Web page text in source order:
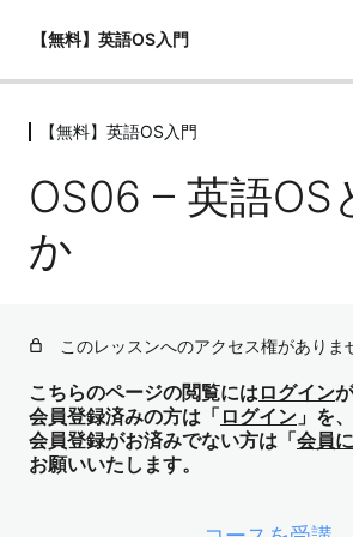
【無料】英語OS入門
【無料】英語OS入門
OS01 – ようこそ！beyondZ Englishの
へ！
OS02 – 1500時間勉強しても話せない理
OS04 – 英語が苦手なのではない（OS
OS05 – 日本語OSとは何か
OS06 – 英語OSとは何か
【無料】英語OS入門
OS06 – 英語OS
か
このレッスンへのアクセス権がありま
こちらのページの閲覧にはログイン
会員登録済みの方は「 ログイン 」を、
会員登録がお済みでない方は「 会員
お願いいたします。